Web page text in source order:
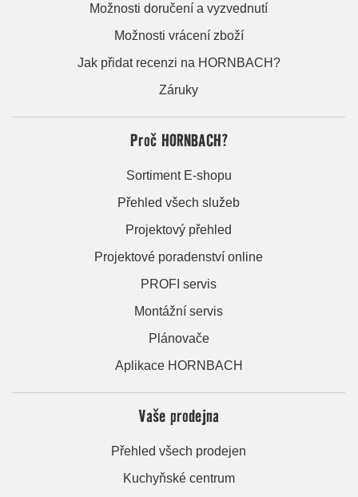
Možnosti doručení a vyzvednutí
Možnosti vrácení zboží
Jak přidat recenzi na HORNBACH?
Záruky
Proč HORNBACH?
Sortiment E-shopu
Přehled všech služeb
Projektový přehled
Projektové poradenství online
PROFI servis
Montážní servis
Plánovače
Aplikace HORNBACH
Vaše prodejna
Přehled všech prodejen
Kuchyňské centrum